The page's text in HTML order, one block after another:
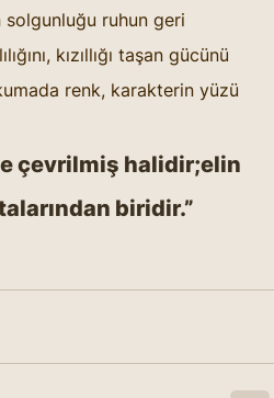
solgunluğu ruhun geri
kızıllığı taşan gücünü
renk, karakterin yüzü
çevrilmiş halidir;elin
biridir.”